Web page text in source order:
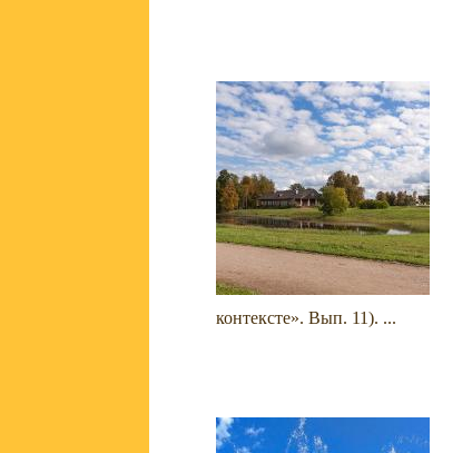
контексте». Вып. 11). ...